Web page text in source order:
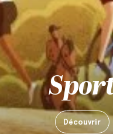
Découvrir